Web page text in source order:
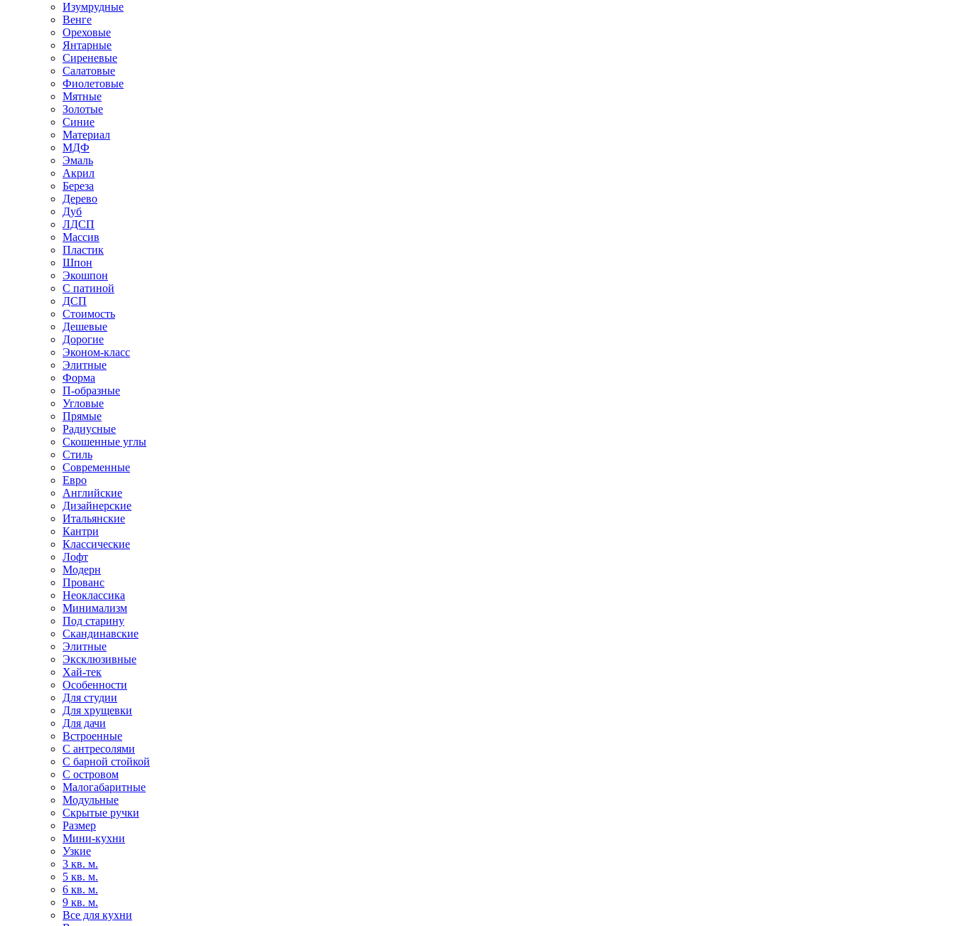
Изумрудные
Венге
Ореховые
Янтарные
Сиреневые
Салатовые
Фиолетовые
Мятные
Золотые
Синие
Материал
МДФ
Эмаль
Акрил
Береза
Дерево
Дуб
ЛДСП
Массив
Пластик
Шпон
Экошпон
С патиной
ДСП
Стоимость
Дешевые
Дорогие
Эконом-класс
Элитные
Форма
П-образные
Угловые
Прямые
Радиусные
Скошенные углы
Стиль
Современные
Евро
Английские
Дизайнерские
Итальянские
Кантри
Классические
Лофт
Модерн
Прованс
Неоклассика
Минимализм
Под старину
Скандинавские
Элитные
Эксклюзивные
Хай-тек
Особенности
Для студии
Для хрущевки
Для дачи
Встроенные
С антресолями
С барной стойкой
С островом
Малогабаритные
Модульные
Скрытые ручки
Размер
Мини-кухни
Узкие
3 кв. м.
5 кв. м.
6 кв. м.
9 кв. м.
Все для кухни